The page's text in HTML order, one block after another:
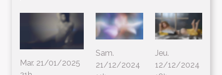
Mar. 21/01/2025
Sam.
21/12/2024
Jeu.
12/12/2024